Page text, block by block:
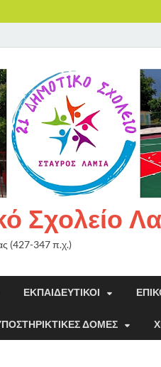
Σχολείο
(427-347 π.χ.)
ΕΚΠΑΙΔΕΥΤΙΚΟΊ
ΔΟΜΈΣ